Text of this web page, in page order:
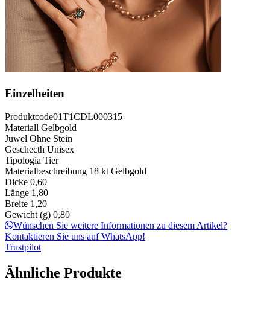
Einzelheiten
Produktcode01T1CDL000315
Materiall Gelbgold
Juwel Ohne Stein
Geschecth Unisex
Tipologia Tier
Materialbeschreibung 18 kt Gelbgold
Dicke 0,60
Länge 1,80
Breite 1,20
Gewicht (g) 0,80
Wünschen Sie weitere Informationen zu diesem Artikel?
Kontaktieren Sie uns auf WhatsApp!
Trustpilot
Ähnliche Produkte